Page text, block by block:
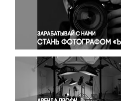
Политика
Правосудие
Происшествия и
Религия
Светская жизнь
Спорт
Экология
Экономика и бизнес